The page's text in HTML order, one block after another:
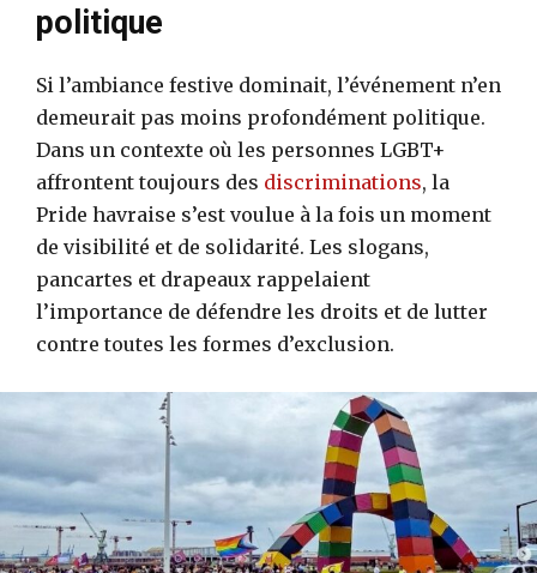
politique
Si l’ambiance festive dominait, l’événement n’en
demeurait pas moins profondément politique.
Dans un contexte où les personnes LGBT+
affrontent toujours des discriminations, la
Pride havraise s’est voulue à la fois un moment
de visibilité et de solidarité. Les slogans,
pancartes et drapeaux rappelaient
l’importance de défendre les droits et de lutter
contre toutes les formes d’exclusion.